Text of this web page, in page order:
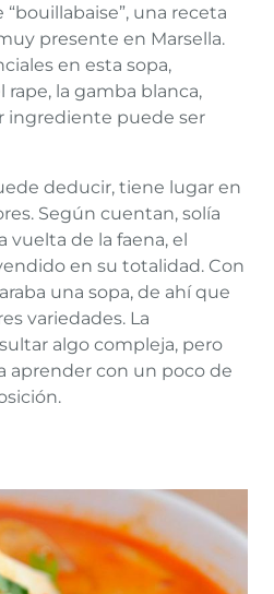
una receta
presente en Marsella.
en esta sopa,
la gamba blanca,
ingrediente puede ser
deducir, tiene lugar en
Según cuentan, solía
vuelta de la faena, el
en su totalidad. Con
una sopa, de ahí que
variedades. La
algo compleja, pero
aprender con un poco de